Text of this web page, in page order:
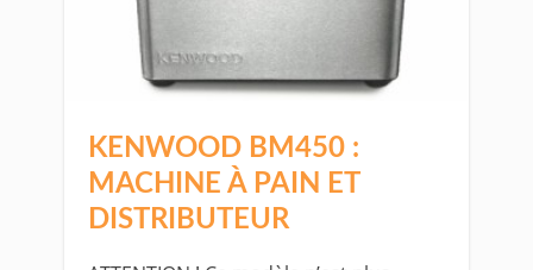
KENWOOD BM450 :
MACHINE À PAIN ET
DISTRIBUTEUR